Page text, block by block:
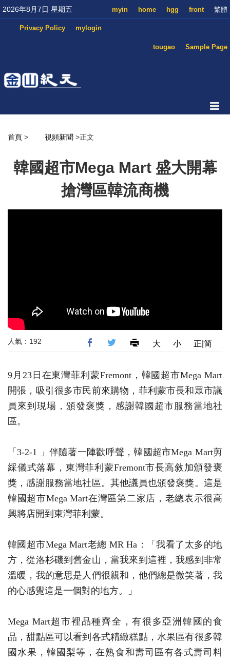
2026年8月7日 星期五 繁體
front
hgg
home
myin
mylogin
Privacy Policy
Sample Page
tougao
首頁 > 視頻新聞 >正文
韓國超市Mega Mart 盛大開幕
搶灣區韓流商機
人氣：192 大 小 正|简
9月23日在東灣菲利蒙Fremont，韓國超市Mega Mart
開張，吸引很多市民前來購物，菲利蒙市長和眾市議
員來到現場，頒發褒獎，感謝韓國超市服務當地社
區。
「3-2-1 」伴隨著一陣歡呼聲，韓國超市Mega Mart剪
綵儀式落幕，東灣菲利蒙Fremont市長高敘加頒發褒
獎，感謝服務當地社區。其他議員也頒發褒獎。這是
韓國超市Mega Mart在灣區第二家店，老總表示很高
興將店開到東灣菲利蒙。
韓國超市Mega Mart老總 MR Ha：「我看了太多的地
方，從洛杉磯到舊金山，當我來到這裡，我感到非常
溫暖，我的意思是人們很親和，他們總是微笑著，我
的心感覺這是一個對的地方。」
Mega Mart超市裡品種齊全，有很多亞洲韓國的食
品，甜點區可以看到各式精緻糕點，水果區有很多韓
國水果，韓國梨等，在熟食和壽司區有各式壽司料